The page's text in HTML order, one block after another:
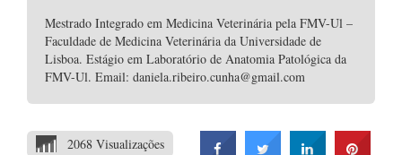
Mestrado Integrado em Medicina Veterinária pela FMV-Ul –
Faculdade de Medicina Veterinária da Universidade de
Lisboa. Estágio em Laboratório de Anatomia Patológica da
FMV-Ul. Email: daniela.ribeiro.cunha@gmail.com
2068 Visualizações